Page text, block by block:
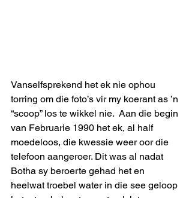
Vanselfsprekend het ek nie ophou
torring om die foto’s vir my koerant as ’n
“scoop” los te wikkel nie.  Aan die begin
van Februarie 1990 het ek, al half
moedeloos, die kwessie weer oor die
telefoon aangeroer. Dit was al nadat
Botha sy beroerte gehad het en
heelwat troebel water in die see geloop